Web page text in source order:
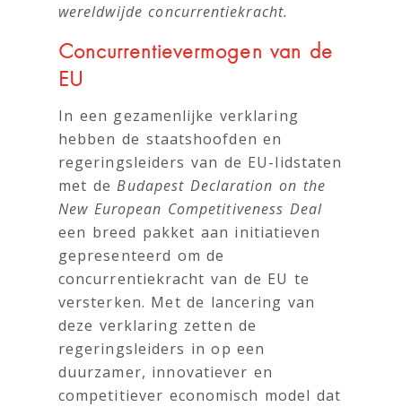
wereldwijde concurrentiekracht.
Concurrentievermogen van de
EU
In een gezamenlijke verklaring
hebben de staatshoofden en
regeringsleiders van de EU-lidstaten
met deBudapest Declaration on the
New European Competitiveness Deal
een breed pakket aan initiatieven
gepresenteerd om de
concurrentiekracht van de EU te
versterken. Met de lancering van
deze verklaring zetten de
regeringsleiders in op een
duurzamer, innovatiever en
competitiever economisch model dat